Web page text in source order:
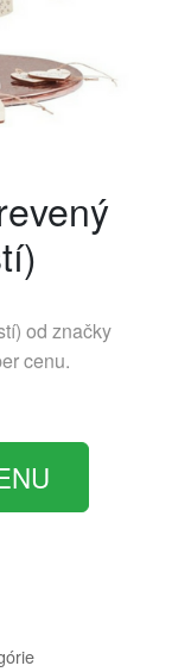
od značky
cenu.